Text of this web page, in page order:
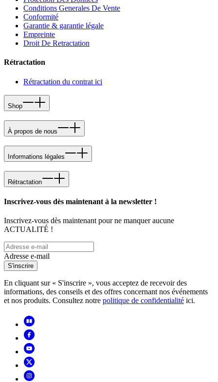
Conditions Generales De Vente
Conformité
Garantie & garantie légale
Empreinte
Droit De Retractation
Rétractation
Rétractation du contrat ici
Shop
À propos de nous
Informations légales
Rétractation
Inscrivez-vous dès maintenant à la newsletter !
Inscrivez-vous dès maintenant pour ne manquer aucune
ACTUALITÉ !
Adresse e-mail
S'inscrire
En cliquant sur « S'inscrire », vous acceptez de recevoir des
informations, des conseils et des offres concernant nos événements
et nos produits. Consultez notre politique de confidentialité ici.